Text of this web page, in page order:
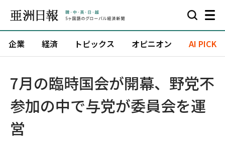
企業 経済 トピックス オピニオン AI PICK
7月の臨時国会が開幕、野党不
参加の中で与党が委員会を運
営